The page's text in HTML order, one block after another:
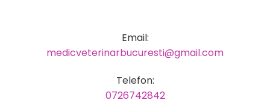
Email:
medicveterinarbucuresti@gmail.com
Telefon:
0726742842